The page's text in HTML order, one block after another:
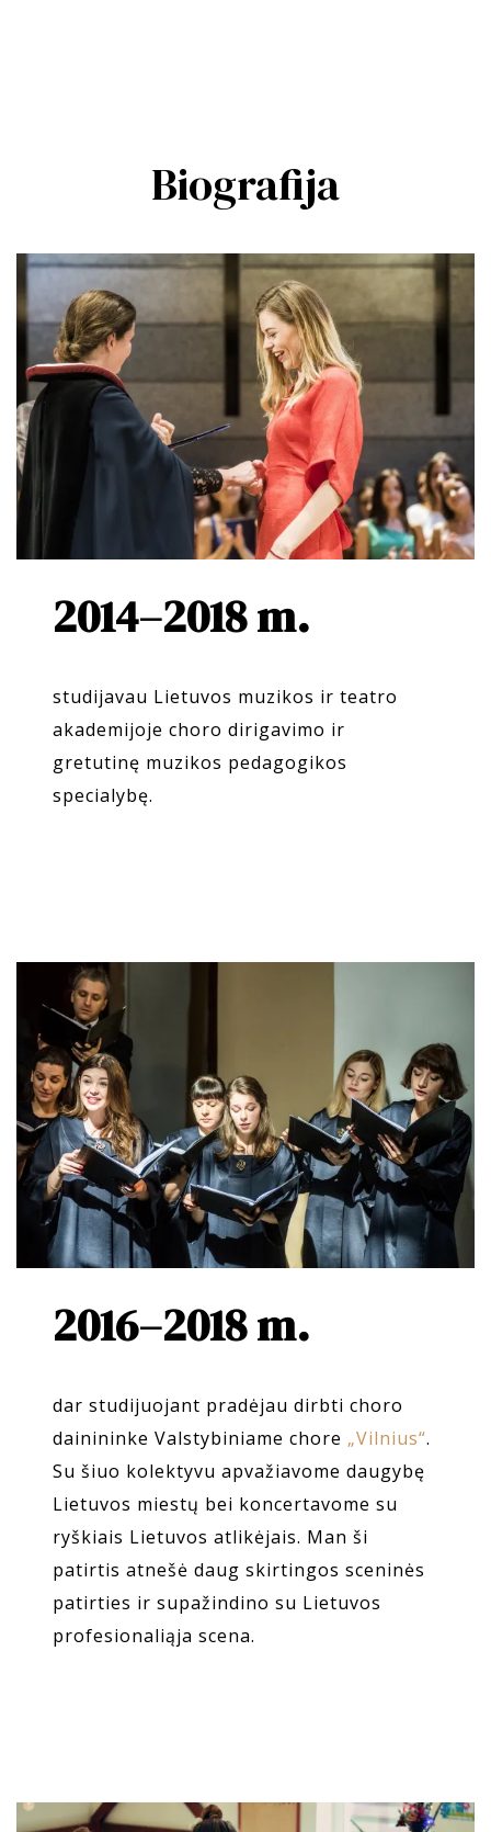
Biografija
2014–2018 m.
studijavau Lietuvos muzikos ir teatro
akademijoje choro dirigavimo ir
gretutinę muzikos pedagogikos
specialybę.
2016–2018 m.
dar studijuojant pradėjau dirbti choro
dainininke Valstybiniame chore „Vilnius“.
Su šiuo kolektyvu apvažiavome daugybę
Lietuvos miestų bei koncertavome su
ryškiais Lietuvos atlikėjais. Man ši
patirtis atnešė daug skirtingos sceninės
patirties ir supažindino su Lietuvos
profesionaliąja scena.